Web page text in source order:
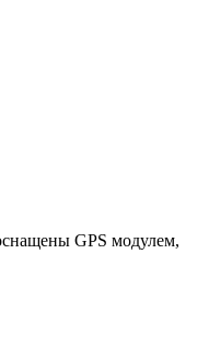
GPS модулем,